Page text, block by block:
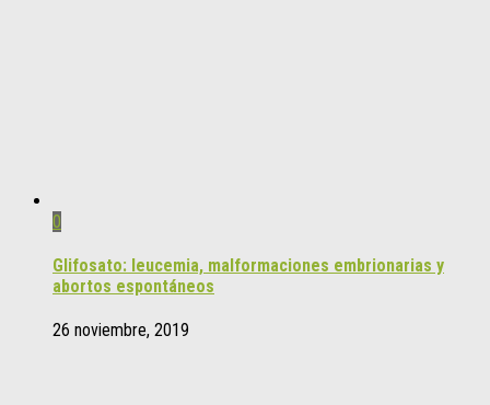
0
Glifosato: leucemia, malformaciones embrionarias y
abortos espontáneos
26 noviembre, 2019